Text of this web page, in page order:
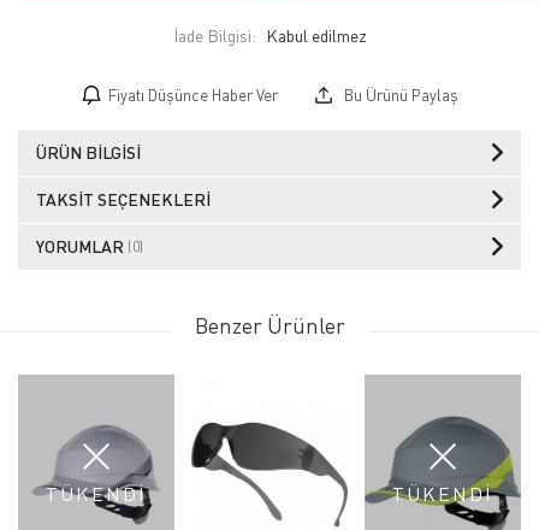
İade Bilgisi:
Fiyatı Düşünce Haber Ver Bu Ürünü Paylaş
ÜRÜN BILGISI
TAKSIT SEÇENEKLERI
YORUMLAR (0)
Benzer Ürünler
TÜKENDİ TÜKENDİ